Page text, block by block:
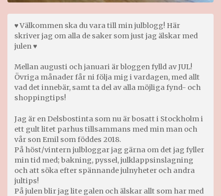
♥ Välkommen ska du vara till min julblogg! Här
skriver jag om alla de saker som just jag älskar med
julen ♥
Mellan augusti och januari är bloggen fylld av JUL!
Övriga månader får ni följa mig i vardagen, med allt
vad det innebär, samt ta del av alla möjliga fynd- och
shoppingtips!
Jag är en Delsbostinta som nu är bosatt i Stockholm i
ett gult litet parhus tillsammans med min man och
vår son Emil som föddes 2018.
På höst/vintern julbloggar jag gärna om det jag fyller
min tid med; bakning, pyssel, julklappsinslagning
och att söka efter spännande julnyheter och andra
jultips!
På julen blir jag lite galen och älskar allt som har med